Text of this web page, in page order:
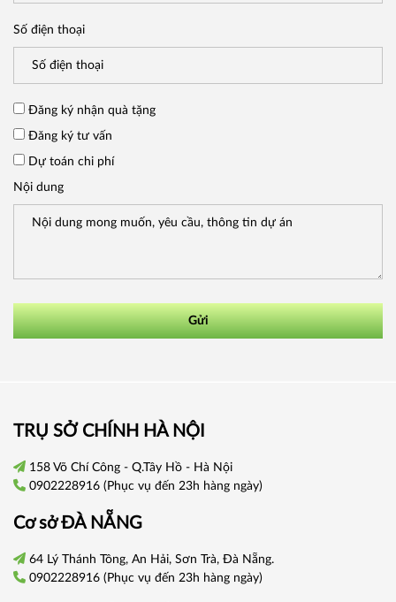
Số điện thoại
Đăng ký nhận quà tặng
Đăng ký tư vấn
Dự toán chi phí
Nội dung
Gửi
TRỤ SỞ CHÍNH HÀ NỘI
158 Võ Chí Công - Q.Tây Hồ - Hà Nội
0902228916(Phục vụ đến 23h hàng ngày)
Cơ sởĐÀ NẴNG
64 Lý Thánh Tông, An Hải, Sơn Trà, Đà Nẵng.
0902228916(Phục vụ đến 23h hàng ngày)